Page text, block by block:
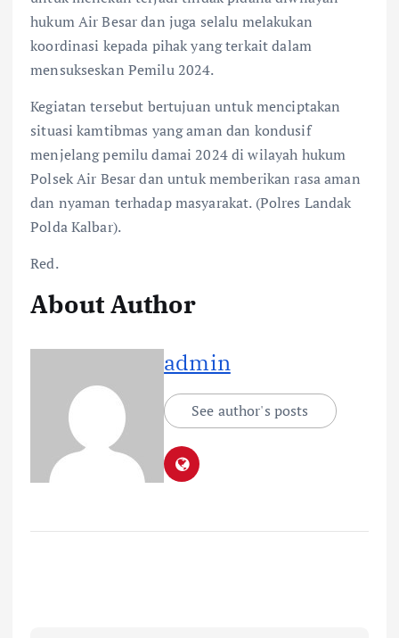
hukum Air Besar dan juga selalu melakukan
koordinasi kepada pihak yang terkait dalam
mensukseskan Pemilu 2024.
Kegiatan tersebut bertujuan untuk menciptakan
situasi kamtibmas yang aman dan kondusif
menjelang pemilu damai 2024 di wilayah hukum
Polsek Air Besar dan untuk memberikan rasa aman
dan nyaman terhadap masyarakat. (Polres Landak
Polda Kalbar).
Red.
About Author
admin
See author's posts